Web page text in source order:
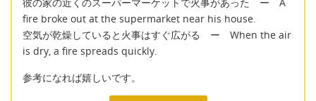
fire broke out at the supermarket near his house.
空気が乾燥していると火事はすぐ広がる ー When the air
is dry, a fire spreads quickly.
参考になれば嬉しいです。